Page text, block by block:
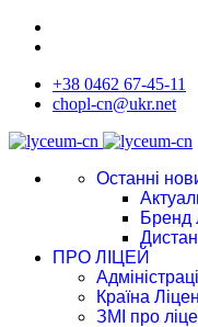
+38 0462 67-45-11
chopl-cn@ukr.net
Останні
Бренд
ПРО ЛІЦЕЙ
Країна
ЗМІ про